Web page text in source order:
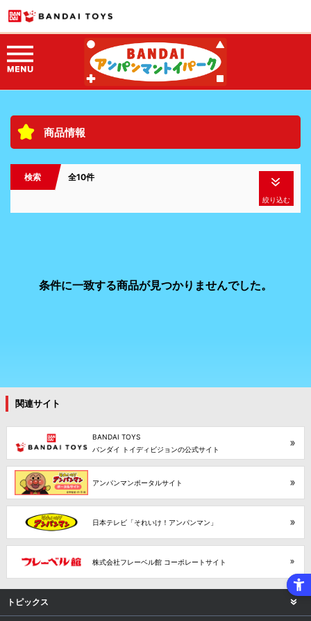
商品情報
検索 全10件
絞り込む
条件に一致する商品が見つかりませんでした。
関連サイト
BANDAI TOYS
バンダイ トイディビジョンの公式サイト
アンパンマンポータルサイト
日本テレビ「それいけ！アンパンマン」
株式会社フレーベル館 コーポレートサイト
トピックス